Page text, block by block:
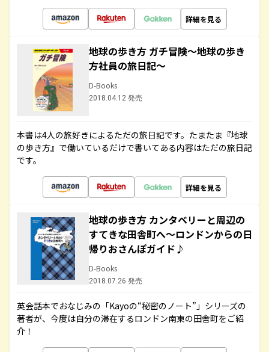
詳細を見る
地球の歩き方 ガチ冒険～地球の歩き
方社員の旅日記～
D-Books
2018.04.12 発売
本書は4人の旅好きによるただの旅日記です。たまたま『地球
の歩き方』で働いているだけで書いてある内容はただの旅日記
です。
詳細を見る
地球の歩き方 カンタベリーと周辺の
すてきな田舎町へ～ロンドンからの日
帰りおさんぽガイド♪
D-Books
2018.07.26 発売
英会話本でおなじみの「Kayoの“秘密のノート”」シリーズの
著者が、今度は自分の滞在するロンドン南東の田舎町をご紹
介！